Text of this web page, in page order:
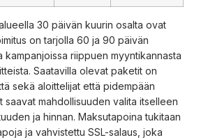
30 päivän kuurin osalta ovat
on tarjolla 60 ja 90 päivän
kampanjoissa riippuen myyntikannasta
Saatavilla olevat paketit on
sekä aloittelijat että pidempään
saavat mahdollisuuden valita itselleen
ja hinnan. Maksutapoina tukitaan
ja vahvistettu SSL-salaus, joka